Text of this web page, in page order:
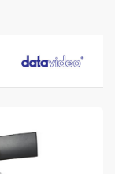
Відгуки